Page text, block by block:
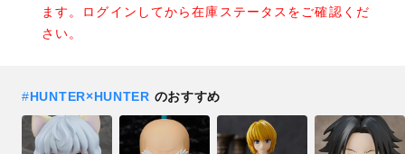
ます。ログインしてから在庫ステータスをご確認くだ
さい。
#HUNTER×HUNTER のおすすめ